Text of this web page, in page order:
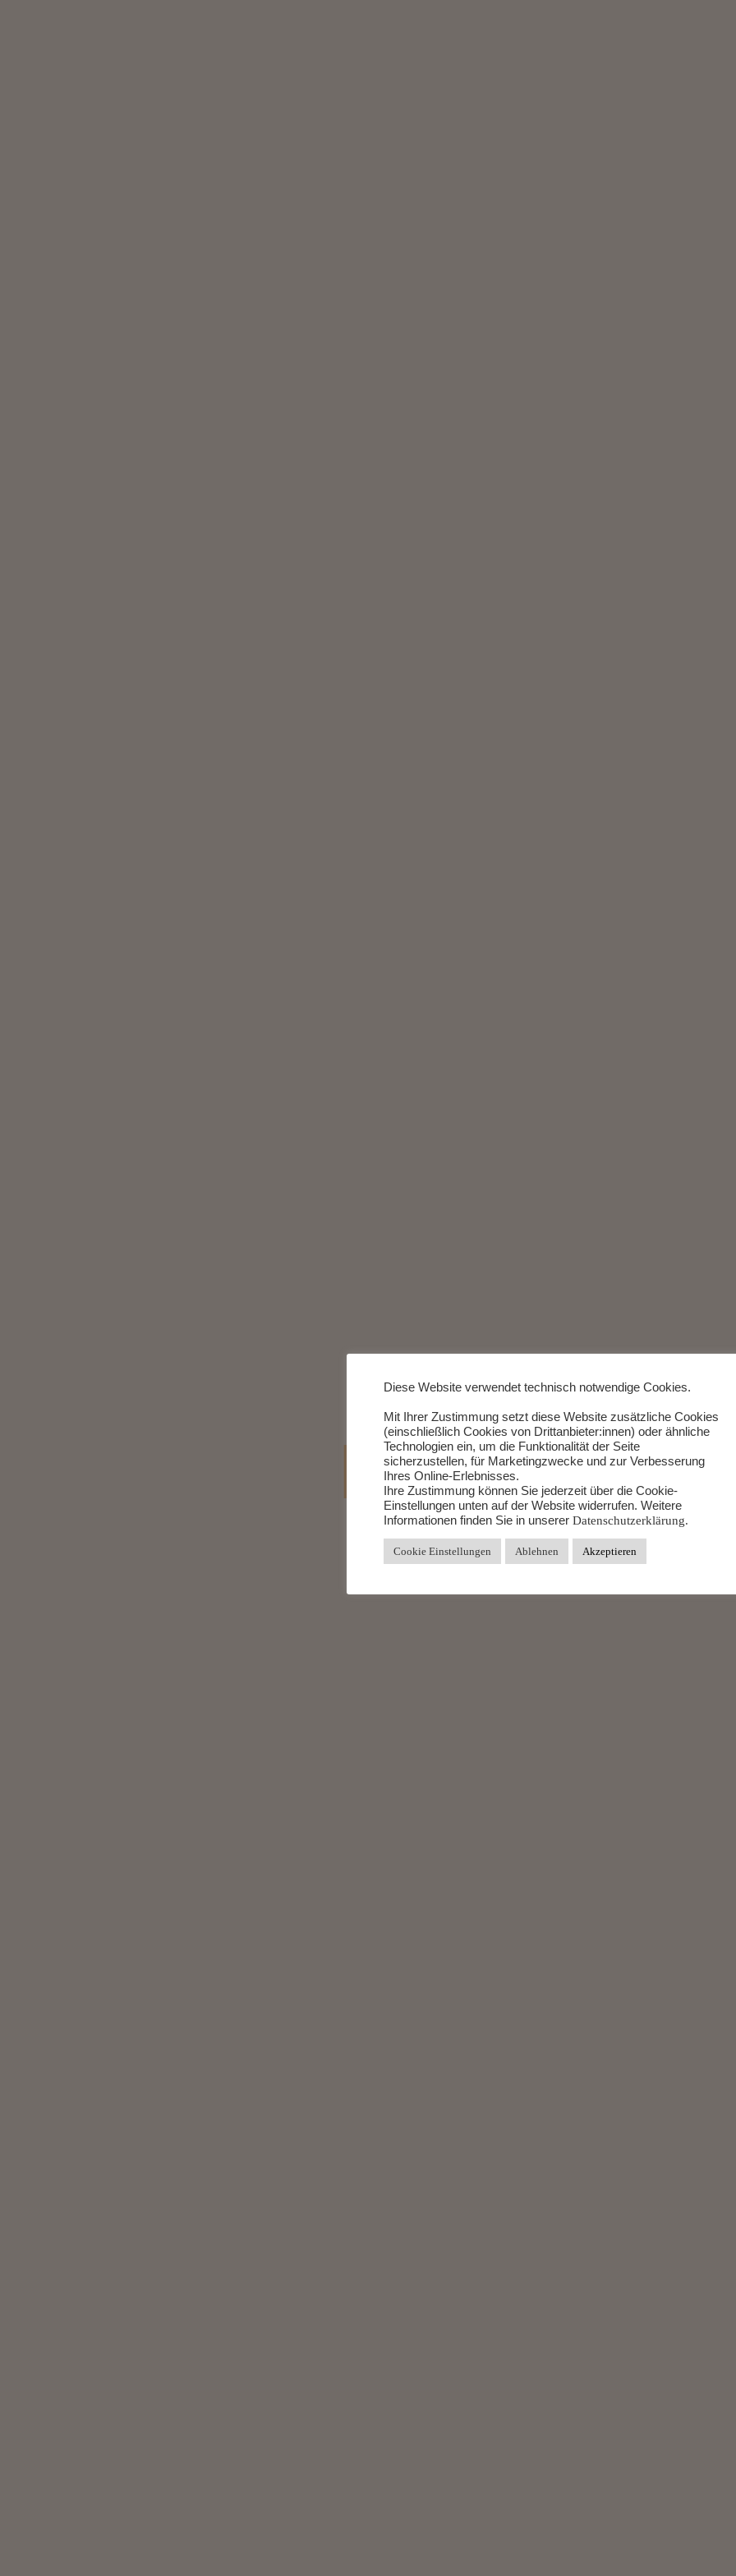
Diese Website verwendet technisch notwendige Cookies.
Mit Ihrer Zustimmung setzt diese Website zusätzliche Cookies
(einschließlich Cookies von Drittanbieter:innen) oder ähnliche
Technologien ein, um die Funktionalität der Seite
sicherzustellen, für Marketingzwecke und zur Verbesserung
Ihres Online-Erlebnisses.
Ihre Zustimmung können Sie jederzeit über die Cookie-
Einstellungen unten auf der Website widerrufen. Weitere
Informationen finden Sie in unserer Datenschutzerklärung.
Cookie Einstellungen Ablehnen Akzeptieren